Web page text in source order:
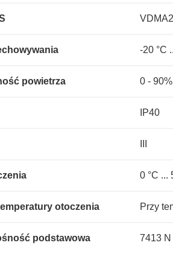
-20 °C
powietrza 0 - 90%
IP40
0 °C ...
otoczenia Przy
podstawowa
7413 N